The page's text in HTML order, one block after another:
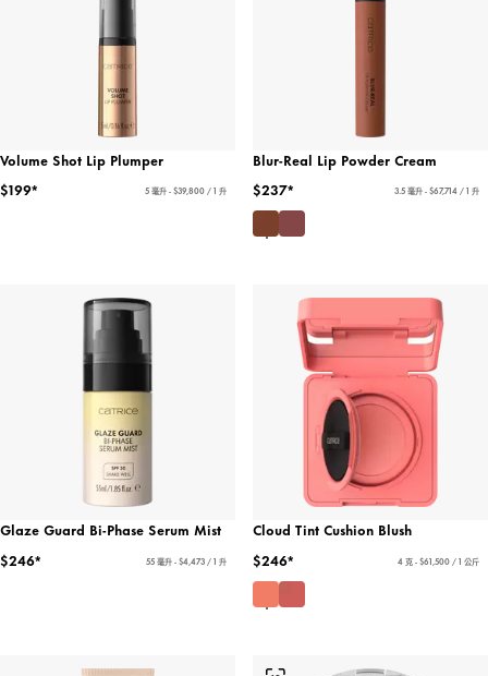
Volume Shot Lip Plumper
$199*
5 毫升 - $39,800 / 1 升
Blur-Real Lip Powder Cream
$237*
3.5 毫升 - $67,714 / 1 升
Glaze Guard Bi-Phase Serum Mist
$246*
55 毫升 - $4,473 / 1 升
Cloud Tint Cushion Blush
$246*
4 克 - $61,500 / 1 公斤